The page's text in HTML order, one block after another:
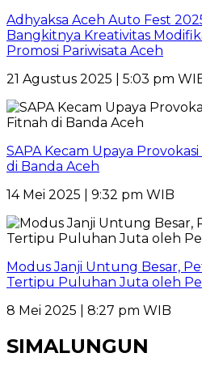
Adhyaksa Aceh Auto Fest
Bangkitnya Kreativitas
Promosi Pariwisata Aceh
21 Agustus 2025 | 5:03 pm
SAPA Kecam Upaya
di Banda Aceh
14 Mei 2025 | 9:32 pm WIB
Modus Janji Untung Besar,
Tertipu Puluhan Juta oleh
8 Mei 2025 | 8:27 pm WIB
SIMALUNGUN